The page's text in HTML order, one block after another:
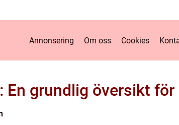
Annonsering Om oss Cookies
En grundlig översikt